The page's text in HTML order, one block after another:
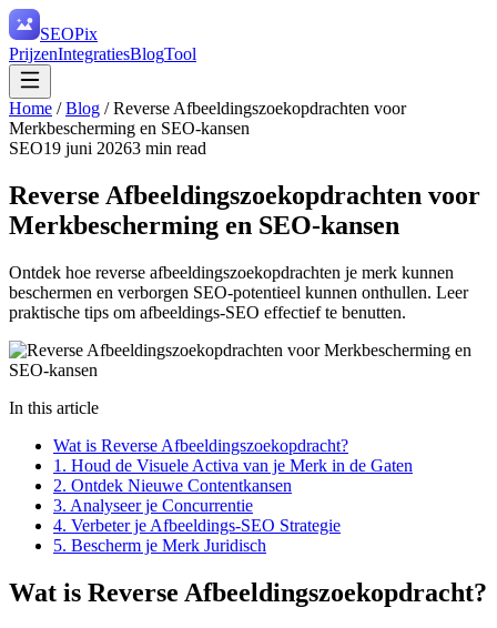
SEOPix
PrijzenIntegratiesBlogTool
Home /Blog /Reverse Afbeeldingszoekopdrachten voor
Merkbescherming en SEO-kansen
SEO19 juni 20263 min read
Reverse Afbeeldingszoekopdrachten voor
Merkbescherming en SEO-kansen
Ontdek hoe reverse afbeeldingszoekopdrachten je merk kunnen
beschermen en verborgen SEO-potentieel kunnen onthullen. Leer
praktische tips om afbeeldings-SEO effectief te benutten.
In this article
Wat is Reverse Afbeeldingszoekopdracht?
1. Houd de Visuele Activa van je Merk in de Gaten
2. Ontdek Nieuwe Contentkansen
3. Analyseer je Concurrentie
4. Verbeter je Afbeeldings-SEO Strategie
5. Bescherm je Merk Juridisch
Wat is Reverse Afbeeldingszoekopdracht?